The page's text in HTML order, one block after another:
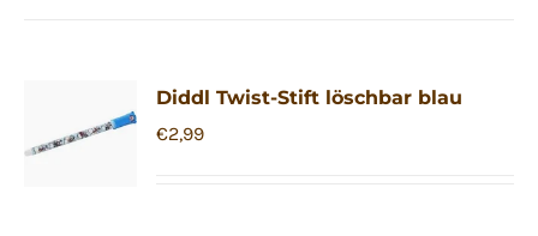
Diddl Twist-Stift löschbar blau
€2,99